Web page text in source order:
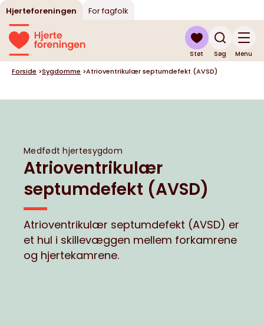
Hjerteforeningen For fagfolk
Søg
Støt Menu
Forside >Sygdomme >Atrioventrikulær septumdefekt (AVSD)
Medfødt hjertesygdom
Atrioventrikulær
septumdefekt (AVSD)
Atrioventrikulær septumdefekt (AVSD) er
et hul i skillevæggen mellem forkamrene
og hjertekamrene.